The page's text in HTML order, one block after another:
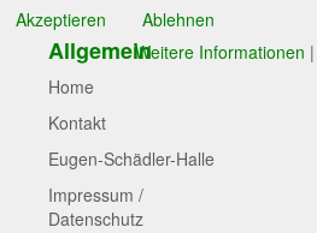
Allgemein
Home
Kontakt
Eugen-Schädler-Halle
Impressum /
Datenschutz
Akzeptieren
Ablehnen
Weitere Informationen |